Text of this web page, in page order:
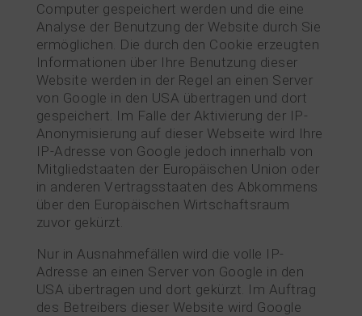
Computer gespeichert werden und die eine
Analyse der Benutzung der Website durch Sie
ermöglichen. Die durch den Cookie erzeugten
Informationen über Ihre Benutzung dieser
Website werden in der Regel an einen Server
von Google in den USA übertragen und dort
gespeichert. Im Falle der Aktivierung der IP-
Anonymisierung auf dieser Webseite wird Ihre
IP-Adresse von Google jedoch innerhalb von
Mitgliedstaaten der Europäischen Union oder
in anderen Vertragsstaaten des Abkommens
über den Europäischen Wirtschaftsraum
zuvor gekürzt.
Nur in Ausnahmefällen wird die volle IP-
Adresse an einen Server von Google in den
USA übertragen und dort gekürzt. Im Auftrag
des Betreibers dieser Website wird Google